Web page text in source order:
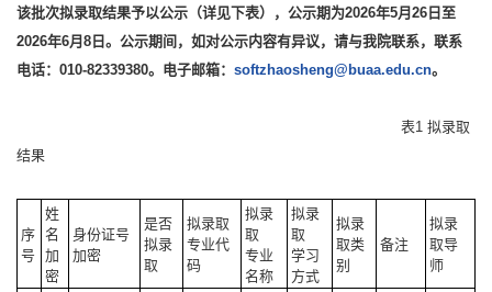
该批次拟录取结果予以公示（详见下表），公示期为2026年5月26日至
2026年6月8日。公示期间，如对公示内容有异议，请与我院联系，联系
电话：010-82339380。电子邮箱： softzhaosheng@buaa.edu.cn。
表1 拟录取
结果
序
号
姓
名
加
密
身份证号
加密
是否
拟录
取
拟录取
专业代
码
拟录
取
专业
名称
拟录
取
学习
方式
拟录
取类
别
备注
拟录
取导
师